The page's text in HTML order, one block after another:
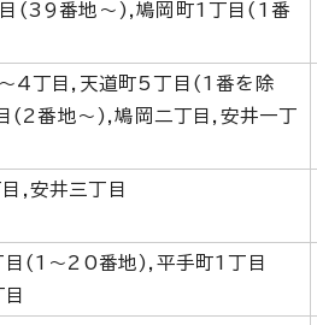
目(39番地～),鳩岡町1丁目(1番
4丁目,天道町5丁目(1番を除
番地～),鳩岡二丁目,安井一丁
,安井三丁目
目(1～20番地),平手町1丁目